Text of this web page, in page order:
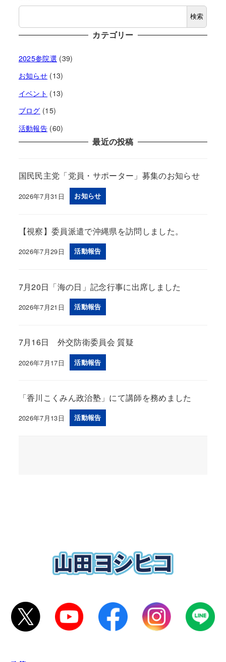
検索
カテゴリー
2025参院選 (39)
お知らせ (13)
イベント (13)
ブログ (15)
活動報告 (60)
最近の投稿
国民民主党「党員・サポーター」募集のお知らせ
投稿日
2026年7月31日 お知らせ
【視察】委員派遣で沖縄県を訪問しました。
投稿日
2026年7月29日 活動報告
7月20日「海の日」記念行事に出席しました
投稿日
2026年7月21日 活動報告
7月16日 外交防衛委員会 質疑
投稿日
2026年7月17日 活動報告
「香川こくみん政治塾」にて講師を務めました
投稿日
2026年7月13日 活動報告